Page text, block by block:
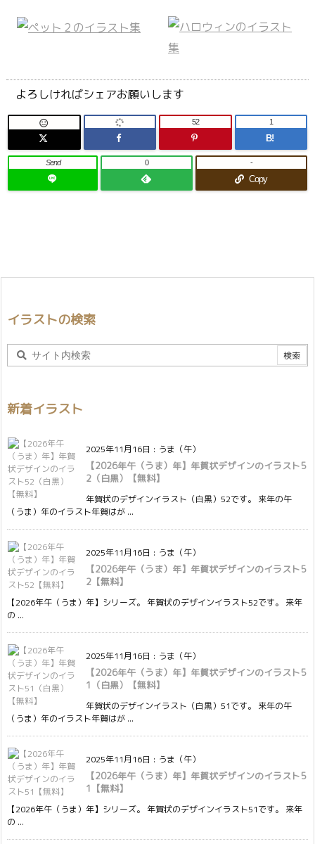
よろしければシェアお願いします
 52
B!
1
Send 0
Copy
-
イラストの検索
新着イラスト
2025年11月16日 : うま（午）
【2026年午（うま）年】年賀状デザインのイラスト5
2（白黒）【無料】
年賀状のデザインイラスト（白黒）52です。 来年の午
（うま）年のイラスト年賀はが ...
2025年11月16日 : うま（午）
【2026年午（うま）年】年賀状デザインのイラスト5
2【無料】
【2026年午（うま）年】シリーズ。 年賀状のデザインイラスト52です。 来年
の ...
2025年11月16日 : うま（午）
【2026年午（うま）年】年賀状デザインのイラスト5
1（白黒）【無料】
年賀状のデザインイラスト（白黒）51です。 来年の午
（うま）年のイラスト年賀はが ...
2025年11月16日 : うま（午）
【2026年午（うま）年】年賀状デザインのイラスト5
1【無料】
【2026年午（うま）年】シリーズ。 年賀状のデザインイラスト51です。 来年
の ...